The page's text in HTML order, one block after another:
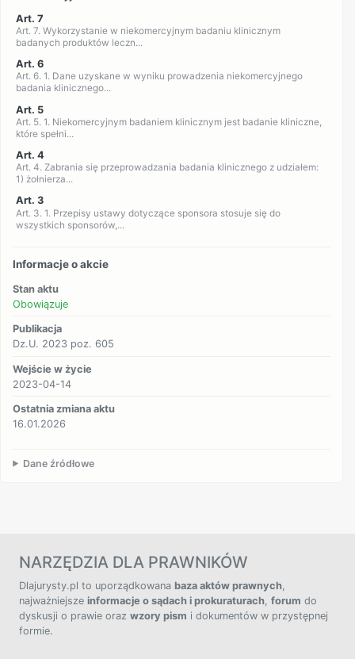
Art. 7
Art. 7. Wykorzystanie w niekomercyjnym badaniu klinicznym
badanych produktów leczn...
Art. 6
Art. 6. 1. Dane uzyskane w wyniku prowadzenia niekomercyjnego
badania klinicznego...
Art. 5
Art. 5. 1. Niekomercyjnym badaniem klinicznym jest badanie kliniczne,
które spełni...
Art. 4
Art. 4. Zabrania się przeprowadzania badania klinicznego z udziałem:
1) żołnierza...
Art. 3
Art. 3. 1. Przepisy ustawy dotyczące sponsora stosuje się do
wszystkich sponsorów,...
Informacje o akcie
Stan aktu
Obowiązuje
Publikacja
Dz.U. 2023 poz. 605
Wejście w życie
2023-04-14
Ostatnia zmiana aktu
16.01.2026
Dane źródłowe
NARZĘDZIA DLA PRAWNIKÓW
Dlajurysty.pl to uporządkowana baza aktów prawnych,
najważniejsze informacje o sądach i prokuraturach, forum do
dyskusji o prawie oraz wzory pism i dokumentów w przystępnej
formie.